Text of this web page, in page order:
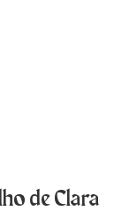
de Clara